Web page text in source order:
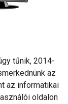
tűnik, 2014-
az
az informatikai
oldalon